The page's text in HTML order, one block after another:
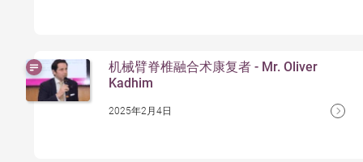
机械臂脊椎融合术康复者 - Mr. Oliver
Kadhim
2025年2月4日